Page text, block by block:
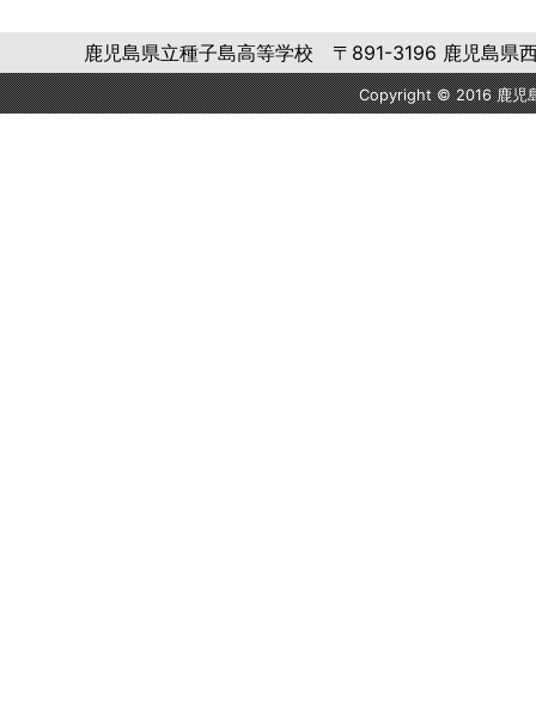
鹿児島県立種子島高等学校 〒891-3196 鹿児島
Copyright © 2016 鹿児